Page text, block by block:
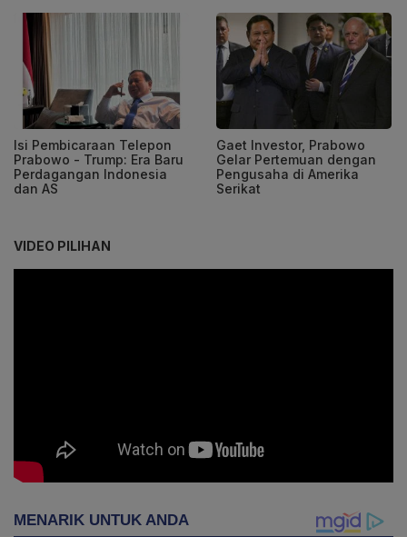
Isi Pembicaraan Telepon
Prabowo - Trump: Era Baru
Perdagangan Indonesia
dan AS
Gaet Investor, Prabowo
Gelar Pertemuan dengan
Pengusaha di Amerika
Serikat
VIDEO PILIHAN